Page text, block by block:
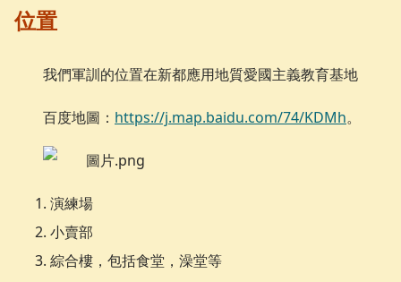
位置
我們軍訓的位置在新都應用地質愛國主義教育基地
百度地圖： https://j.map.baidu.com/74/KDMh。
演練場
小賣部
綜合樓，包括食堂，澡堂等